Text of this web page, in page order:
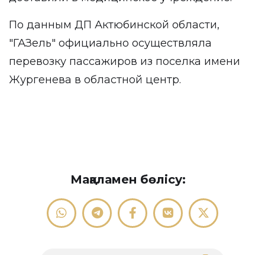
По данным ДП Актюбинской области,
"ГАЗель" официально осуществляла
перевозку пассажиров из поселка имени
Жургенева в областной центр.
Мақаламен бөлісу: